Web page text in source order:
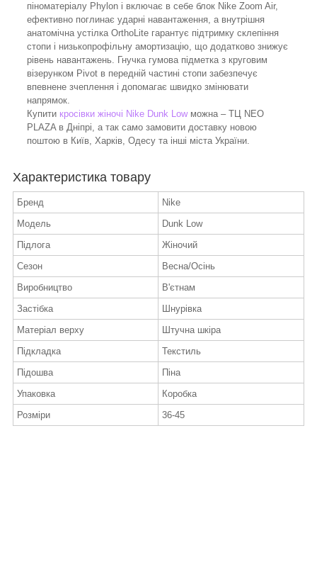
піноматеріалу Phylon і включає в себе блок Nike Zoom Air,
ефективно поглинає ударні навантаження, а внутрішня
анатомічна устілка OrthoLite гарантує підтримку склепіння
стопи і низькопрофільну амортизацію, що додатково знижує
рівень навантажень. Гнучка гумова підметка з круговим
візерунком Pivot в передній частині стопи забезпечує
впевнене зчеплення і допомагає швидко змінювати
напрямок.
Купити кросівки жіночі Nike Dunk Lowможна – ТЦ NEO
PLAZA в Дніпрі, а так само замовити доставку новою
поштою в Київ, Харків, Одесу та інші міста України.
Характеристика товару
Бренд
Nike
Модель
Dunk Low
Підлога
Жіночий
Сезон
Весна/Осінь
Виробництво
В'єтнам
Застібка
Шнурівка
Матеріал верху
Штучна шкіра
Підкладка
Текстиль
Підошва
Піна
Упаковка
Коробка
Розміри
36-45